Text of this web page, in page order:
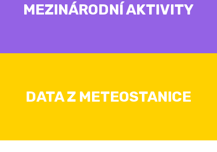
MEZINÁRODNÍ AKTIVITY
DATA Z METEOSTANICE